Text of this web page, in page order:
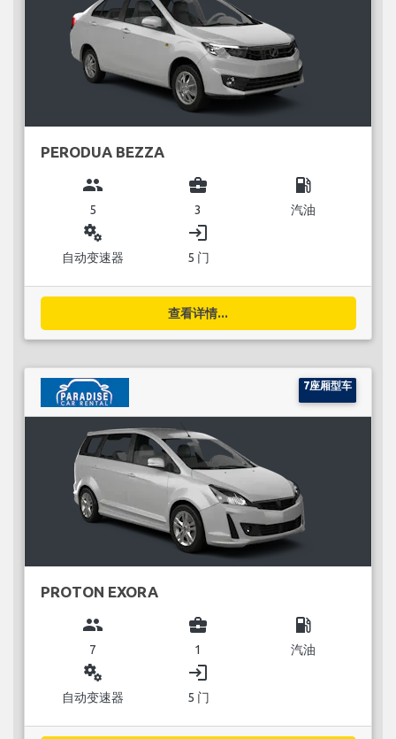
PERODUA BEZZA
group
5
business_center
3
local_gas_station
汽油
miscellaneous_services
自动变速器
login
5 门
查看详情...
7座厢型车
PROTON EXORA
group
7
business_center
1
local_gas_station
汽油
miscellaneous_services
自动变速器
login
5 门